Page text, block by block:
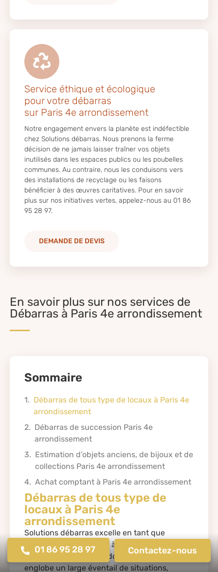
Service éthique et écologique
pour votre débarras
sur Paris 4e arrondissement
Notre engagement envers la planète est indéfectible
chez Solutions débarras. Nous prenons la ferme
décision de ne jamais laisser traîner vos objets
inutilisés dans les espaces publics ou les poubelles
communes. Au contraire, nous les conduisons vers
des installations de recyclage ou les faisons
bénéficier à des œuvres caritatives. Pour en savoir
plus sur nos initiatives vertes, appelez-nous au 01 86
95 28 97.
DEMANDE DE DEVIS
En savoir plus sur nos services de
Débarras à Paris 4e arrondissement
Sommaire
Débarras de tous type de locaux à Paris 4e
arrondissement
Débarras de succession Paris 4e
arrondissement
Estimation d’objets anciens, de bijoux et de
collections Paris 4e arrondissement
Achat comptant à Paris 4e arrondissement
Débarras de tous type de
locaux à Paris 4e
arrondissement
Solutions débarras excelle en tant que
spécialiste du débarras à Paris 4e
arrondissement. Notre domaine d’expertise
englobe un large éventail de situations,
01 86 95 28 97 Contactez-nous